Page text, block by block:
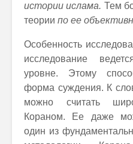
истории ислама. Тем
теории по ее
Особенность
исследование
уровне. Этому
форма суждения. К
можно считать
Кораном. Ее даже
один из